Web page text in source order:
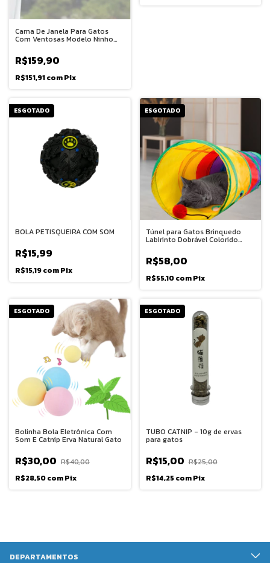
Cama De Janela Para Gatos
Com Ventosas Modelo Ninho
R$159,90
R$151,91comPix
ESGOTADO
BOLA PETISQUEIRA COM SOM
R$15,99
R$15,19comPix
ESGOTADO
Túnel para Gatos Brinquedo
Labirinto Dobrável Colorido
Interativo Animais Pet Diversão
R$58,00
R$55,10comPix
ESGOTADO
Bolinha Bola Eletrônica Com
Som E Catnip Erva Natural Gato
R$30,00 R$40,00
R$28,50comPix
ESGOTADO
TUBO CATNIP - 10g de ervas
para gatos
R$15,00 R$25,00
R$14,25comPix
DEPARTAMENTOS